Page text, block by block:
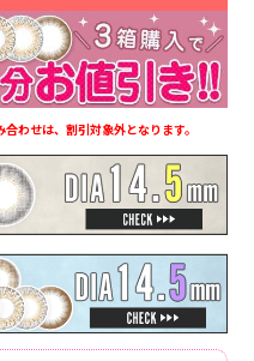
わせは、割引対象外となります。